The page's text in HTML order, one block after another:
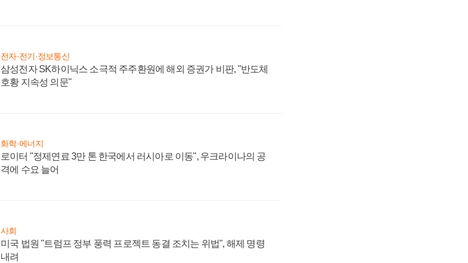
전자·전기·정보통신
삼성전자 SK하이닉스 소극적 주주환원에 해외 증권가 비판, "반도체
호황 지속성 의문"
화학·에너지
로이터 "정제연료 3만 톤 한국에서 러시아로 이동", 우크라이나의 공
격에 수요 늘어
사회
미국 법원 "트럼프 정부 풍력 프로젝트 동결 조치는 위법", 해제 명령
내려